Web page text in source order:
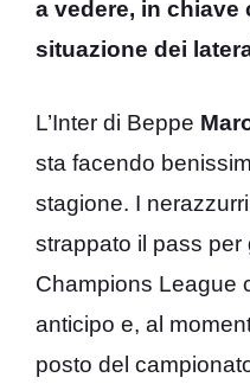
a vedere, in chiave
situazione dei
L’Inter di Beppe
sta facendo
stagione. I
strappato il pass per
Champions League
anticipo e, al
posto del